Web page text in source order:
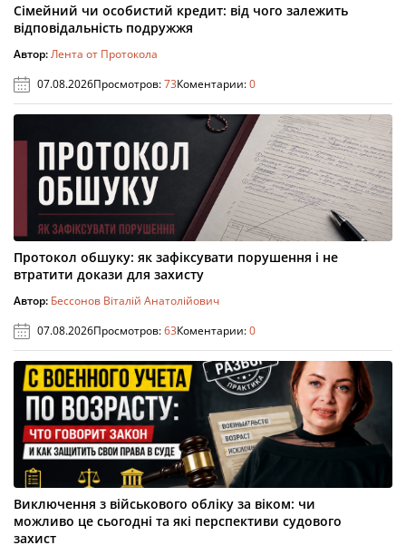
Сімейний чи особистий кредит: від чого залежить
відповідальність подружжя
Автор:Лента от Протокола
07.08.2026Просмотров:73Коментарии:0
Протокол обшуку: як зафіксувати порушення і не
втратити докази для захисту
Автор: Бессонов Віталій Анатолійович
07.08.2026Просмотров:63Коментарии:0
Виключення з військового обліку за віком: чи
можливо це сьогодні та які перспективи судового
захист